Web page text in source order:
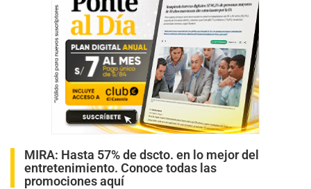
MIRA: Hasta 57% de dscto. en lo mejor del
entretenimiento. Conoce todas las
promociones aquí